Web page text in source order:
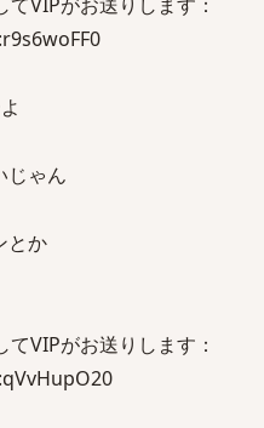
じゃん
とか
VIPがお送りします：